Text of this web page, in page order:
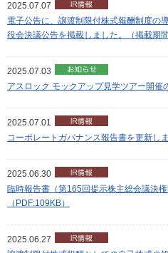
2025.07.07
電子公告に、譲渡制限付株式報酬制度の
役会決議公告を掲載しました。（掲載期
2025.07.03
アスロック モックアップ見学ツアー開催
2025.07.01
コーポレートガバナンス報告書を更新しま
2025.06.30
臨時報告書（第165回提示株主総会議決
（PDF:109KB）
2025.06.27